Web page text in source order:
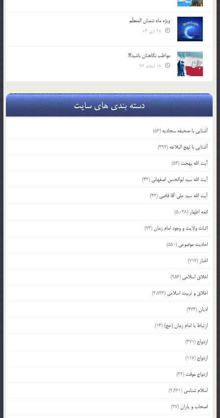
ویژه ماه شعبان المعظّم
مواظب نگاهتان باشید!!!
دسته بندی های سایت
آشنایی با صحیفه سجادیه (56)
آشنایی با نهج البلاغه (392)
آیت الله بهجت (54)
آیت الله سید ابوالحسن اصفهانی (43)
آیت الله سید علی آقا قاضی (42)
ائمه اطهار (5,038)
اثبات ولایت و وجود امام زمان(73)
احادیث موضوعی (550)
اخبار (717)
اخلاق اسلامی (956)
اخلاق و تربیت اسلامی (2,836)
ادیان(474)
ارتباط با امام زمان (عج)(14)
ازدواج (371)
ازدواج (117)
ازدواج موقت (32)
اسلام شناسی (2,661)
اصحاب و یاران(37)